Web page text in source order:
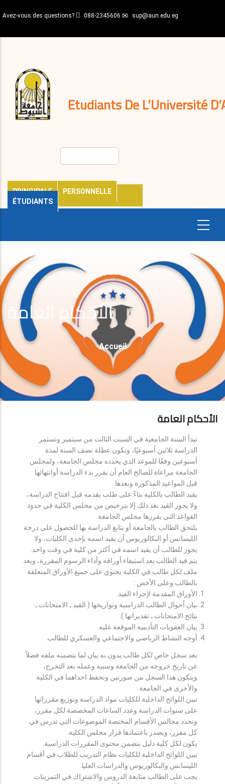
au
principal
Avez-vous des questions? 088-2345606 sup@aun.edu.eg
Etudiants De L’Université
PRINCIPALE
PERSONNELLE
ÉTUDIANTS
décisions
Expatriés
Journal
الأحكام العامة
Fil
D'Ariane
Accueil
الأحكام العامة
تبدأ السنة الجامعية في السبت الثالث من سبتمبر وتستمر
الدراسة ثلاثين أسبوعيًا، وتكون عطلة نصف السنة لمدة
أسبوعين وفقًا للموعد الذي يحدده مجلس الجامعة، ولمجلس
الجامعة مراعاة للصالح العام أن يقرر بدء الدراسة أوانتهائها
قبل المواعيد المذكورة وبعدها.
يقيد الطالب بالكلية بناءً على طلب يقدمه قبل افتتاح الدراسة،
ولا يجوز القيد بعد ذلك إلا بترخيص من مجلس الكلية في حدود
القواعد التي يقررها مجلس الجامعة.
يلتحق الطالب بالجامعة أو يتابع الدراسة بها للحصول على درجة
الليسانس أو البكالوريوس أن يقيد اسمه بإحدى الكليات، ولا
يجوز للطالب أن يقيد اسمه في أكثر من كلية في وقت واحد.
يتم قيد الطالب بعد استيفاء أوراقه وأداء الرسوم المقررة، ويعد
ملف لكل طالب في الكلية يحتوي على جميع الأوراق المتعلقة
بالطالب وعلى الأخص :
الأوراق المقدمة لإجراء القيد.
بيان أحوال الطالب الدراسية وتواريخها ( القيد ـ الامتحانات ـ
نتائح الامتحانات ـ تقديراتها ).
بيان العقوبات التأديبية الموقعة عليه.
أوجه النشاط الرياضي والاجتماعي والعسكري للطالب.
يعد سجل خاص لكل طالب يدون به بيان لما يتضمنه ملفه فضلاً
عن تاريخ خروجه من الجامعة وسببه وعمله بعد التخرج،
ويتكون هذا السجل من صورتين وتحفظ احداهما في الكلية
والأخرى في الجامعة.
تبين اللوائح الداخلية للكليات مواد الدراسة وتوزيع مقرراتها
على سنوات الدراسة وعدد الساعات المخصصة لكل مقرر،
وتحدد مجالس الأقسام المختصة الموضوعات التي تدرس في
كل مقرر، ويصدر باعتمادها قرار مجلس الكلية.
يكون لكل كلية دليل يتضمن محتوى المقررات الدراسية.
تبين اللوائح الداخلية للكليات نظام التدريب للطلاب في أقسام
الليسانس والبكالوريوس والدراسات العليا.
يجب على الطالب متابعة الدروس والاشتراك في التمرينات